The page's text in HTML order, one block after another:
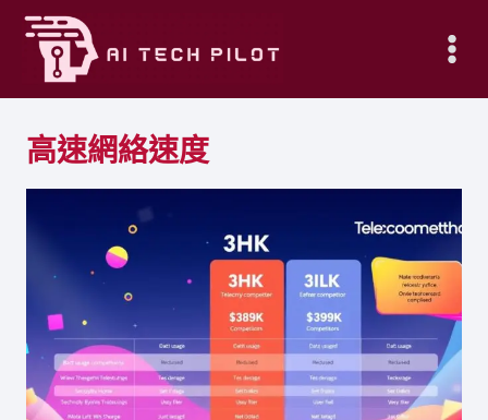
Skip
content
高速網絡速度